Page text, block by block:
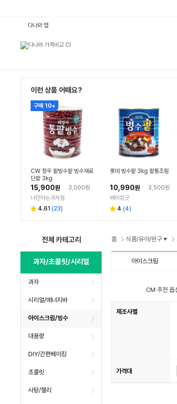
다나와 앱
이런 상품 어때요?
구매 10+
CW 청우 팥빙수팥 빙수재료
단팥 3kg
15,900원
3,000원
너만아는과자점
별 4.61 리
(23)
롯데 빙수팥 3kg 팥통조림
10,990원
3,500원
베이킹굿
별 4 리
(4)
전체 카테고리
과자/초콜릿/시리얼
과자
시리얼/에너지바
아이스크림/빙수
대용량
DIY/간편베이킹
초콜릿
사탕/젤리
홈 식품/유아/완구
아이스크림
CM 추천 옵
제조사별
가격대